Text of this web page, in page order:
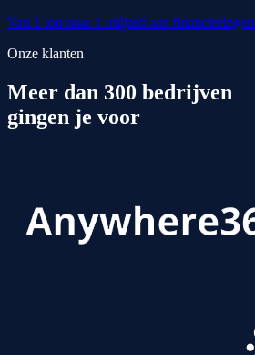
Van 1 ton naar 1 miljard aan financieringen
Onze klanten
Meer dan 300 bedrijven
gingen je voor